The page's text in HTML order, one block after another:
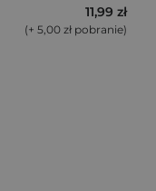
11,99 zł
(+ 5,00 zł pobranie)